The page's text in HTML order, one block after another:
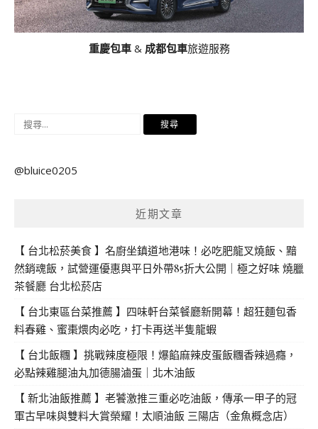
重慶包車& 成都包車旅遊服務
搜
鍵
@bluice0205
近期文章
【 台北松菸美食 】名廚坐鎮道地港味！必吃肥龍叉燒飯、黯
然銷魂飯，試營運優惠與平日外帶85折大公開｜極之好味 燒臘
茶餐廳 台北松菸店
【 台北東區台菜推薦 】四味軒台菜餐廳新開幕！超狂麵包香
料春雞、蜜棗煨肉必吃，打卡再送半隻龍蝦
【 台北飯糰 】挑戰辣度極限！爆餡麻辣皮蛋飯糰香辣過癮，
必點辣雞腿油丸加德腸滷蛋｜北木油飯
【 新北油飯推薦 】老饕激推三重必吃油飯，傳承一甲子的冠
軍古早味與雙料大賞榮耀！太順油飯 三陽店（金魚概念店）